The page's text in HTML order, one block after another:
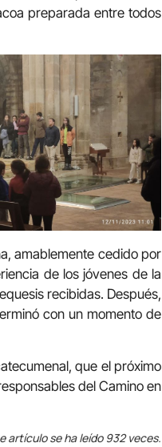
preparada entre todos
amablemente cedido por
de los jóvenes de la
recibidas. Después,
con un momento de
que el próximo
del Camino en
artículo se ha leído 932 veces.